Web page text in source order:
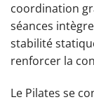
coordination
séances
stabilité
renforcer la
Le Pilates se